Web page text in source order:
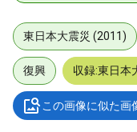
東日本大震災 (2011)
復興 収録:東日本
この画像に似た画